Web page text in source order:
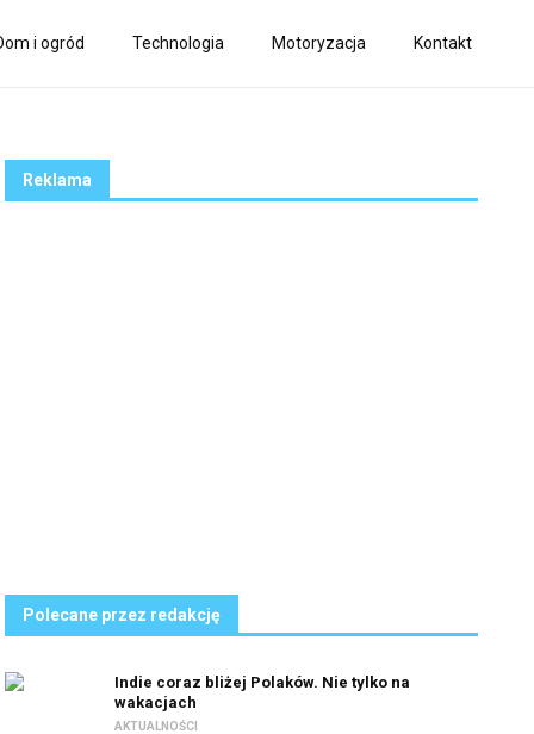
i ogród Technologia Motoryzacja Kontakt
Reklama
Polecane przez redakcję
Indie coraz bliżej Polaków. Nie tylko na
wakacjach
AKTUALNOŚCI